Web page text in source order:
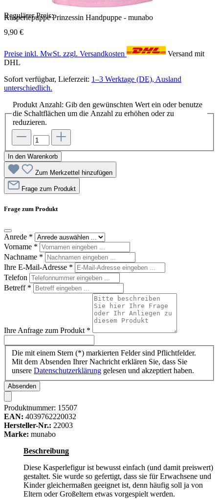
Kasperlepuppe Prinzessin Handpuppe - munabo
Regulärer Preis:
9,90 €
Preise inkl. MwSt. zzgl. Versandkosten
Versand mit
DHL
Sofort verfügbar, Lieferzeit: 1–3 Werktage (DE), Ausland
unterschiedlich.
Produkt Anzahl: Gib den gewünschten Wert ein oder benutze
die Schaltflächen um die Anzahl zu erhöhen oder zu
reduzieren.
In den Warenkorb
Zum Merkzettel hinzufügen
Frage zum Produkt
Frage zum Produkt
Anrede *
Vorname *
Nachname *
Ihre E-Mail-Adresse *
Telefon
Betreff *
Ihre Anfrage zum Produkt *
Die mit einem Stern (*) markierten Felder sind Pflichtfelder.
Mit dem Absenden Ihrer Nachricht erklären Sie, dass Sie
unsere Datenschutzerklärung gelesen und akzeptiert haben.
Absenden
Produktnummer: 15507
EAN: 4039762220032
Hersteller-Nr.: 22003
Marke: munabo
Beschreibung
Diese Kasperlefigur ist bewusst einfach (und damit preiswert)
gestaltet. Sie wurde so gefertigt, dass sie für Erwachsene und
Kinder gleichermaßen geeignet ist, denn häufig soll ja von
Eltern oder Großeltern etwas vorgespielt werden.